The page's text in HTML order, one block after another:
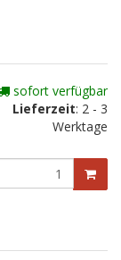
sofort verfügbar
Lieferzeit: 2 - 3
Werktage